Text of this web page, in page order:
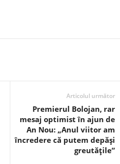
Articolul următor
Premierul Bolojan, rar
mesaj optimist în ajun de
An Nou: „Anul viitor am
încredere că putem depăși
greutățile”